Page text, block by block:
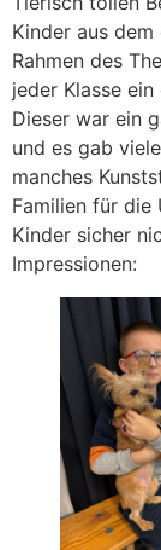
Kinder aus
Rahmen des
jeder Klasse
Dieser war ein
und es gab
manches
Familien für die
Kinder sicher
Impressionen: